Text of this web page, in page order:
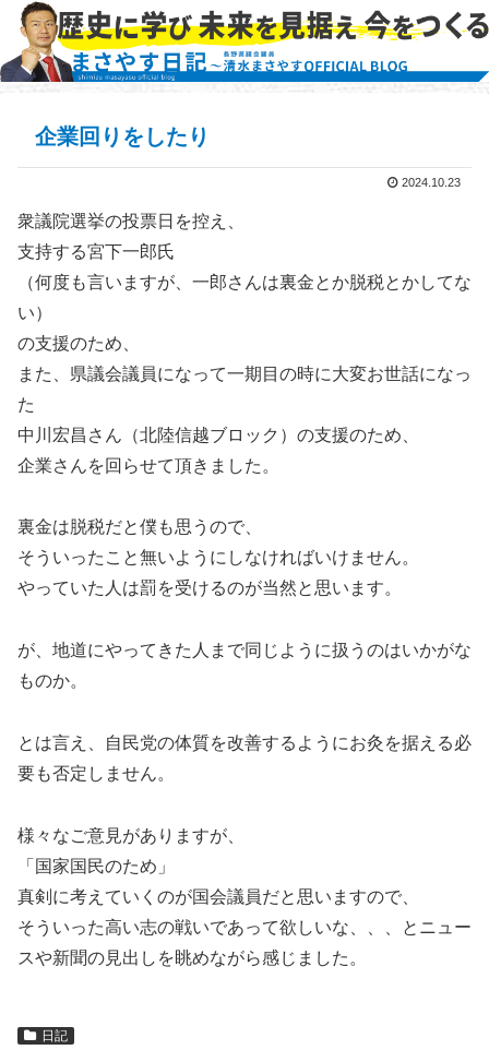
企業回りをしたり
2024.10.23
衆議院選挙の投票日を控え、
支持する宮下一郎氏
（何度も言いますが、一郎さんは裏金とか脱税とかしてな
い）
の支援のため、
また、県議会議員になって一期目の時に大変お世話になっ
た
中川宏昌さん（北陸信越ブロック）の支援のため、
企業さんを回らせて頂きました。
裏金は脱税だと僕も思うので、
そういったこと無いようにしなければいけません。
やっていた人は罰を受けるのが当然と思います。
が、地道にやってきた人まで同じように扱うのはいかがな
ものか。
とは言え、自民党の体質を改善するようにお灸を据える必
要も否定しません。
様々なご意見がありますが、
「国家国民のため」
真剣に考えていくのが国会議員だと思いますので、
そういった高い志の戦いであって欲しいな、、、とニュー
スや新聞の見出しを眺めながら感じました。
日記